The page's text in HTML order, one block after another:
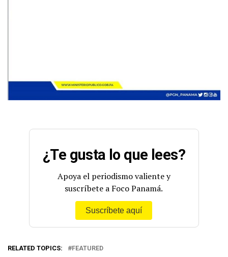
¿Te gusta lo que lees?
Apoya el periodismo valiente y
suscríbete a Foco Panamá.
Suscríbete aquí
RELATED TOPICS: FEATURED